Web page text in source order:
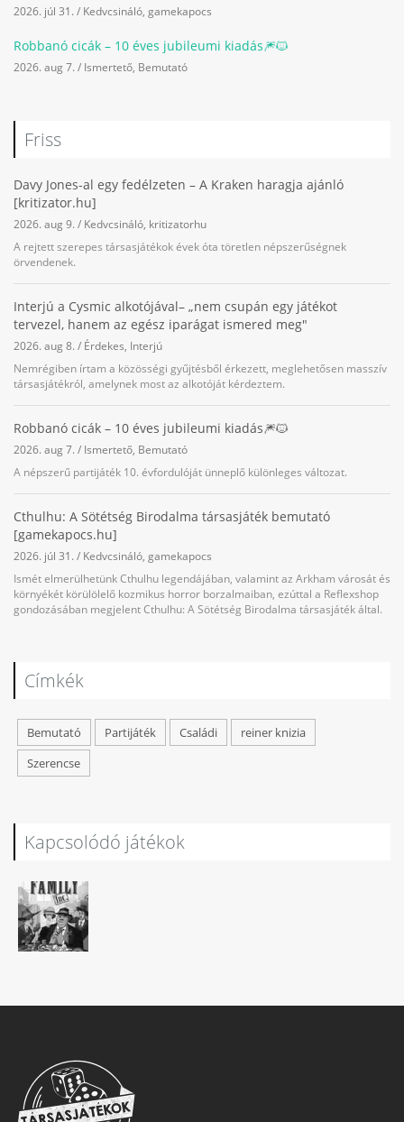
2026. júl 31. / Kedvcsináló, gamekapocs
Robbanó cicák – 10 éves jubileumi kiadás🎆🐱
2026. aug 7. / Ismertető, Bemutató
Friss
Davy Jones-al egy fedélzeten – A Kraken haragja ajánló
[kritizator.hu]
2026. aug 9. / Kedvcsináló, kritizatorhu
A rejtett szerepes társasjátékok évek óta töretlen népszerűségnek
örvendenek.
Interjú a Cysmic alkotójával– „nem csupán egy játékot
tervezel, hanem az egész iparágat ismered meg"
2026. aug 8. / Érdekes, Interjú
Nemrégiben írtam a közösségi gyűjtésből érkezett, meglehetősen masszív
társasjátékról, amelynek most az alkotóját kérdeztem.
Robbanó cicák – 10 éves jubileumi kiadás🎆🐱
2026. aug 7. / Ismertető, Bemutató
A népszerű partijáték 10. évfordulóját ünneplő különleges változat.
Cthulhu: A Sötétség Birodalma társasjáték bemutató
[gamekapocs.hu]
2026. júl 31. / Kedvcsináló, gamekapocs
Ismét elmerülhetünk Cthulhu legendájában, valamint az Arkham városát és
környékét körülölelő kozmikus horror borzalmaiban, ezúttal a Reflexshop
gondozásában megjelent Cthulhu: A Sötétség Birodalma társasjáték által.
Címkék
Bemutató Partijáték Családi
reiner knizia
Szerencse
Kapcsolódó játékok